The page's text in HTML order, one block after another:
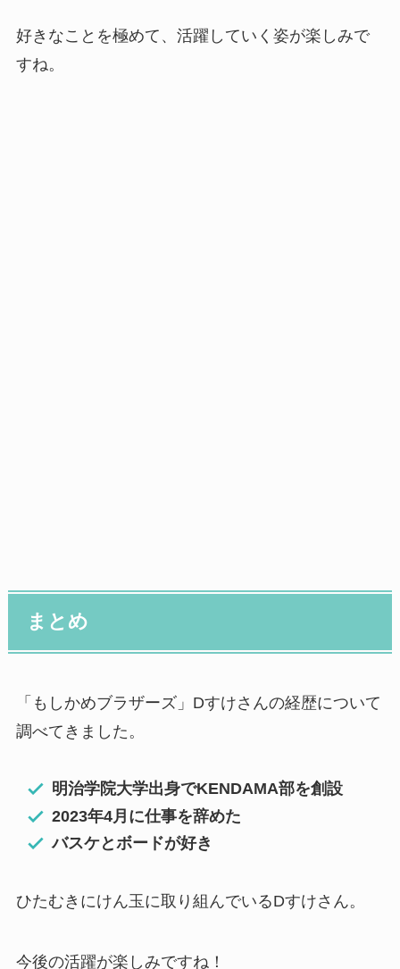
好きなことを極めて、活躍していく姿が楽しみで
すね。
まとめ
「もしかめブラザーズ」Dすけさんの経歴について
調べてきました。
明治学院大学出身でKENDAMA部を創設
2023年4月に仕事を辞めた
バスケとボードが好き
ひたむきにけん玉に取り組んでいるDすけさん。
今後の活躍が楽しみですね！